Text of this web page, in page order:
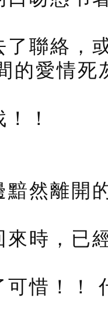
了聯絡，
的愛情死
！
黯然離開
來時，已
可惜！！